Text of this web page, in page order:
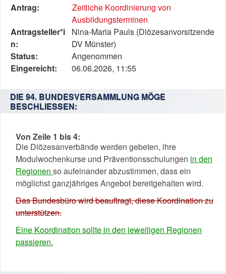
Diese
beschreibt
den
Status,
die
und
verschiedene
Änderungsantrag
Antrag:
Zeitliche Koordinierung von
Ausbildungsterminen
Antragsteller*i
n:
Nina-Maria Pauls (Diözesanvorsitzende
DV Münster)
Status:
Angenommen
Eingereicht:
06.06.2026, 11:55
DIE 94. BUNDESVERSAMMLUNG MÖGE
BESCHLIESSEN:
Von Zeile 1 bis 4:
Die Diözesanverbände werden gebeten, ihre
Modulwochenkurse und Präventionsschulungen in den
Regionen so aufeinander abzustimmen, dass ein
möglichst ganzjähriges Angebot bereitgehalten wird.
Das Bundesbüro wird beauftragt, diese Koordination zu
unterstützen.
Eine Koordination sollte in den jeweiligen Regionen
passieren.